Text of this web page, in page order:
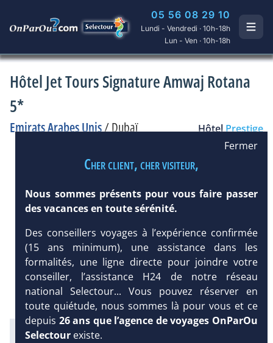
05 56 08 29 10
Lundi - Vendredi · 10h-18h
Lun - Ven · 10h-18h
Hôtel Jet Tours Signature Amwaj Rotana
5*
Emirats Arabes Unis/Dubaï HôtelPrestige
Infos météo :
Fermer
Cher client, cher visiteur,
Nous sommes présents pour vous faire passer
des vacances en toute sérénité.
Des conseillers voyages à l’expérience confirmée
(15 ans minimum), une assistance dans les
formalités, une ligne directe pour joindre votre
conseiller, l’assistance H24 de notre réseau
national Selectour... Vous pouvez réserver en
toute quiétude, nous sommes là pour vous et ce
depuis 26 ans que l’agence de voyages OnParOu
Selectour existe.